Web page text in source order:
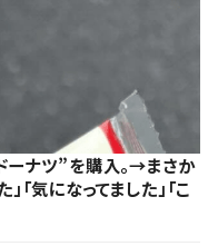
ーナツ”を購入。→まさか
気になってました」「こ